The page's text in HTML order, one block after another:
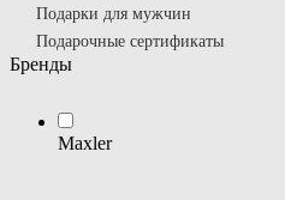
Подарки для мужчин
Подарочные сертификаты
Бренды
Maxler